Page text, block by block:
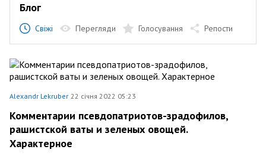
Блог
Свіжі Перегляди Голосування Репости
Alexandr Lekruber 22 січня 2022 05:23
Комментарии псевдопатриотов-зрадофилов,
рашистской ваты и зеленых овощей.
Характерное